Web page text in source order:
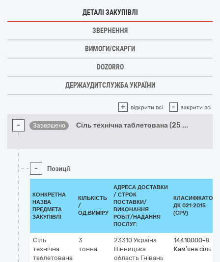
ДЕТАЛІ ЗАКУПІВЛІ
ЗВЕРНЕННЯ
ВИМОГИ/СКАРГИ
DOZORRO
ДЕРЖАУДИТСЛУЖБА УКРАЇНИ
+ відкрити всі - закрити всі
- Завершено Сіль технічна таблетована (25 ...
- Позиції
КОНКРЕТНА
НАЗВА
ПРЕДМЕТА
ЗАКУПІВЛІ
КІЛЬКІСТЬ
/
ОД.ВИМІРУ
АДРЕСА ДОСТАВКИ
/ СТРОК
ПОСТАВКИ/
ВИКОНАННЯ
РОБІТ/НАДАННЯ
ПОСЛУГ:
КЛАСИФІКАТОР
ДК 021:2015
(CPV)
Сіль
технічна
таблетована
3
тонна
23310 Україна
Вінницька
область Гнівань
14410000-8
Кам’яна сіль